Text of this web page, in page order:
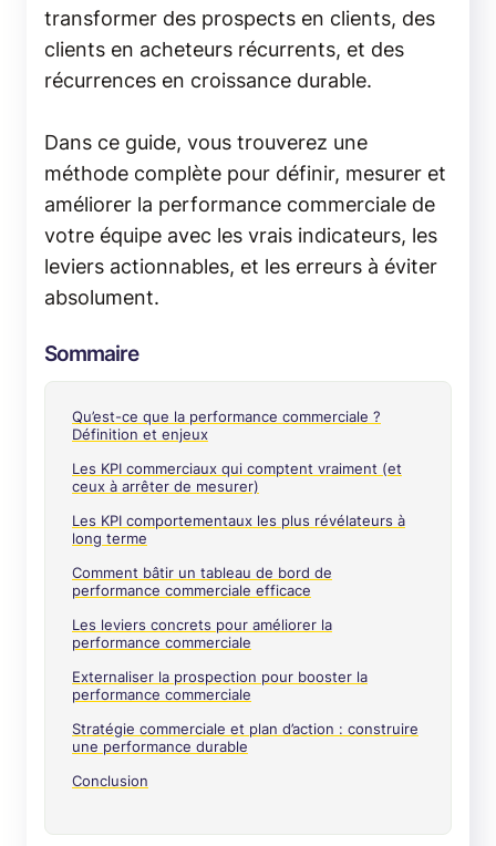
transformer des prospects en clients, des
clients en acheteurs récurrents, et des
récurrences en croissance durable.
Dans ce guide, vous trouverez une
méthode complète pour définir, mesurer et
améliorer la performance commerciale de
votre équipe avec les vrais indicateurs, les
leviers actionnables, et les erreurs à éviter
absolument.
Sommaire
Qu’est-ce que la performance commerciale ?
Définition et enjeux
Les KPI commerciaux qui comptent vraiment (et
ceux à arrêter de mesurer)
Les KPI comportementaux les plus révélateurs à
long terme
Comment bâtir un tableau de bord de
performance commerciale efficace
Les leviers concrets pour améliorer la
performance commerciale
Externaliser la prospection pour booster la
performance commerciale
Stratégie commerciale et plan d’action : construire
une performance durable
Conclusion